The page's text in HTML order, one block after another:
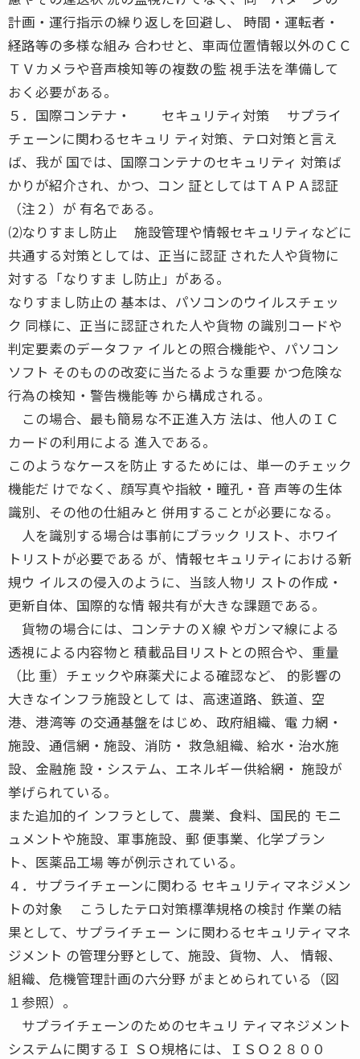
計画・運行指示の繰り返しを回避し、 時間・運転者・
経路等の多様な組み 合わせと、車両位置情報以外のＣＣ
ＴＶカメラや音声検知等の複数の監 視手法を準備して
おく必要がある。
５．国際コンテナ・ セキュリティ対策 サプライ
チェーンに関わるセキュリ ティ対策、テロ対策と言え
ば、我が 国では、国際コンテナのセキュリティ 対策ば
かりが紹介され、かつ、コン 証としてはＴＡＰＡ認証
（注２）が 有名である。
⑵なりすまし防止 施設管理や情報セキュリティなどに
共通する対策としては、正当に認証 された人や貨物に
対する「なりすま し防止」がある。
なりすまし防止の 基本は、パソコンのウイルスチェッ
ク 同様に、正当に認証された人や貨物 の識別コードや
判定要素のデータファ イルとの照合機能や、パソコン
ソフト そのものの改変に当たるような重要 かつ危険な
行為の検知・警告機能等 から構成される。
この場合、最も簡易な不正進入方 法は、他人のＩＣ
カードの利用による 進入である。
このようなケースを防止 するためには、単一のチェック
機能だ けでなく、顔写真や指紋・瞳孔・音 声等の生体
識別、その他の仕組みと 併用することが必要になる。
人を識別する場合は事前にブラック リスト、ホワイ
トリストが必要である が、情報セキュリティにおける新
規ウ イルスの侵入のように、当該人物リ ストの作成・
更新自体、国際的な情 報共有が大きな課題である。
貨物の場合には、コンテナのＸ線 やガンマ線による
透視による内容物と 積載品目リストとの照合や、重量
（比 重）チェックや麻薬犬による確認など、 的影響の
大きなインフラ施設として は、高速道路、鉄道、空
港、港湾等 の交通基盤をはじめ、政府組織、電 力網・
施設、通信網・施設、消防・ 救急組織、給水・治水施
設、金融施 設・システム、エネルギー供給網・ 施設が
挙げられている。
また追加的イ ンフラとして、農業、食料、国民的 モニ
ュメントや施設、軍事施設、郵 便事業、化学プラン
ト、医薬品工場 等が例示されている。
４．サプライチェーンに関わる セキュリティマネジメン
トの対象 こうしたテロ対策標準規格の検討 作業の結
果として、サプライチェー ンに関わるセキュリティマネ
ジメント の管理分野として、施設、貨物、人、 情報、
組織、危機管理計画の六分野 がまとめられている（図
１参照）。
サプライチェーンのためのセキュリ ティマネジメント
システムに関するＩ ＳＯ規格には、ＩＳＯ２８００